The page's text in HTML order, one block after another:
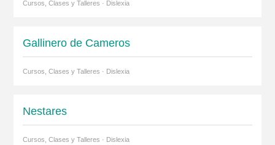
Cursos, Clases y Talleres · Dislexia
Gallinero de Cameros
Cursos, Clases y Talleres · Dislexia
Nestares
Cursos, Clases y Talleres · Dislexia